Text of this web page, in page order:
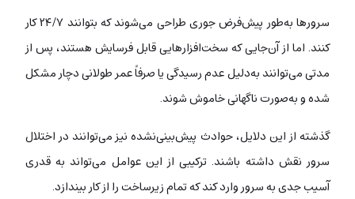
سرورها به‌طور پیش‌فرض جوری طراحی می‌شوند که بتوانند ۲۴/۷ کار
کنند. اما از آن‌جایی که سخت‌افزارهایی قابل فرسایش هستند، پس از
مدتی می‌توانند به‌دلیل عدم رسیدگی یا صرفاً عمر طولانی دچار مشکل
شده و به‌صورت ناگهانی خاموش شوند.
گذشته از این دلایل، حوادث پیش‌بینی‌نشده نیز می‌توانند در اختلال
سرور نقش داشته باشند. ترکیبی از این عوامل می‌تواند به قدری
آسیب جدی به سرور وارد کند که تمام زیرساخت را از کار بیندازد.